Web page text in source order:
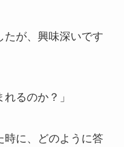
たが、興味深いです
るのか？」
時に、どのように答